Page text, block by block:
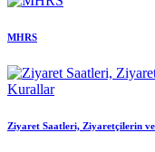
MHRS
Ziyaret Saatleri, Ziyaretçilerin